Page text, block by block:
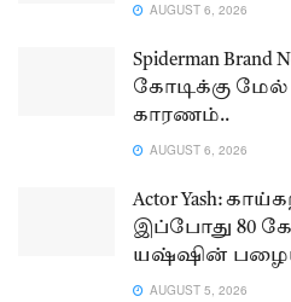
AUGUST 6, 2026
Spiderman
கோடிக்கு
காரணம்..
AUGUST 6, 2026
Actor Yash:
இப்போது 80
யஷ்ஷின்
AUGUST 5, 2026